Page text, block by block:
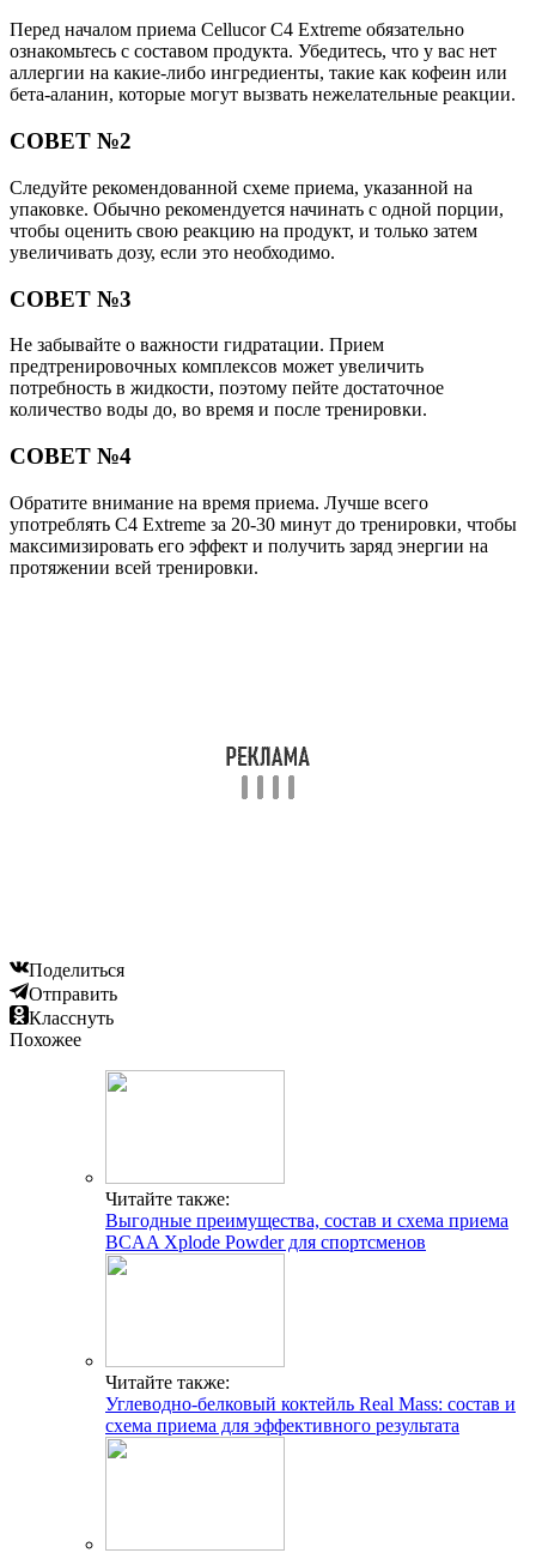
Перед началом приема Cellucor C4 Extreme обязательно
ознакомьтесь с составом продукта. Убедитесь, что у вас нет
аллергии на какие-либо ингредиенты, такие как кофеин или
бета-аланин, которые могут вызвать нежелательные реакции.
СОВЕТ №2
Следуйте рекомендованной схеме приема, указанной на
упаковке. Обычно рекомендуется начинать с одной порции,
чтобы оценить свою реакцию на продукт, и только затем
увеличивать дозу, если это необходимо.
СОВЕТ №3
Не забывайте о важности гидратации. Прием
предтренировочных комплексов может увеличить
потребность в жидкости, поэтому пейте достаточное
количество воды до, во время и после тренировки.
СОВЕТ №4
Обратите внимание на время приема. Лучше всего
употреблять C4 Extreme за 20-30 минут до тренировки, чтобы
максимизировать его эффект и получить заряд энергии на
протяжении всей тренировки.
Поделиться
Отправить
Класснуть
Похожее
Читайте также:
Выгодные преимущества, состав и схема приема
BCAA Xplode Powder для спортсменов
Читайте также:
Углеводно-белковый коктейль Real Mass: состав и
схема приема для эффективного результата